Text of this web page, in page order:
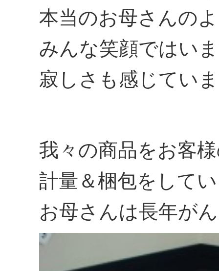
本当のお母さんの
みんな笑顔ではい
寂しさも感じてい
我々の商品をお客
計量＆梱包をして
お母さんは長年が